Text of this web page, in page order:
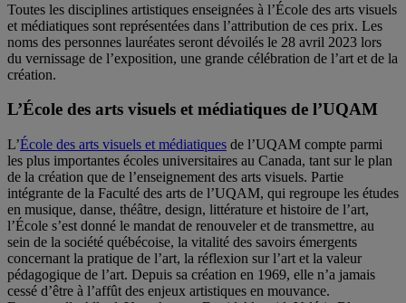
Toutes les disciplines artistiques enseignées à l’École des arts visuels
et médiatiques sont représentées dans l’attribution de ces prix. Les
noms des personnes lauréates seront dévoilés le 28 avril 2023 lors
du vernissage de l’exposition, une grande célébration de l’art et de la
création.
L’École des arts visuels et médiatiques de l’UQAM
L’École des arts visuels et médiatiques de l’UQAM compte parmi
les plus importantes écoles universitaires au Canada, tant sur le plan
de la création que de l’enseignement des arts visuels. Partie
intégrante de la Faculté des arts de l’UQAM, qui regroupe les études
en musique, danse, théâtre, design, littérature et histoire de l’art,
l’École s’est donné le mandat de renouveler et de transmettre, au
sein de la société québécoise, la vitalité des savoirs émergents
concernant la pratique de l’art, la réflexion sur l’art et la valeur
pédagogique de l’art. Depuis sa création en 1969, elle n’a jamais
cessé d’être à l’affût des enjeux artistiques en mouvance.